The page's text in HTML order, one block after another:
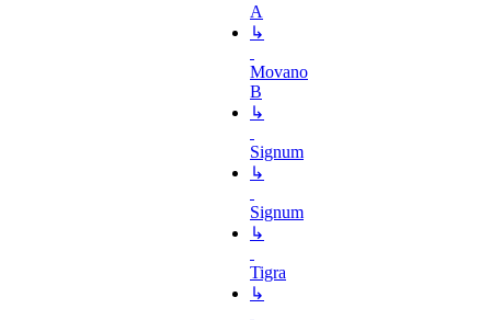
A
↳
Movano
B
↳
Signum
↳
Signum
↳
Tigra
↳